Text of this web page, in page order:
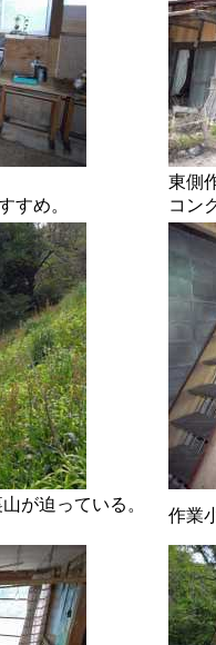
すめ。
東側
コン
が迫っている。
作業